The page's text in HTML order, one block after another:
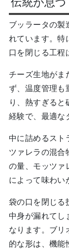
ブッラータの製
れています。特
口を閉じる工程
チーズ生地がま
ず、温度管理も
り、熱すぎる
経験で、最適な
中に詰めるスト
ツァレラの混合
の量、モッツァ
によって味わい
袋の口を閉じる
中身が漏れてし
なります。ブリ
的な形は、機能